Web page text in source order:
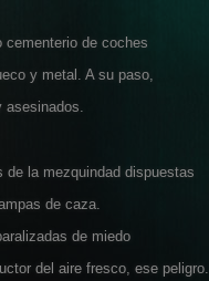
cementerio de coches
y metal. A su paso,
asesinados.
de la mezquindad dispuestas
de caza.
de miedo
del aire fresco, ese peligro.